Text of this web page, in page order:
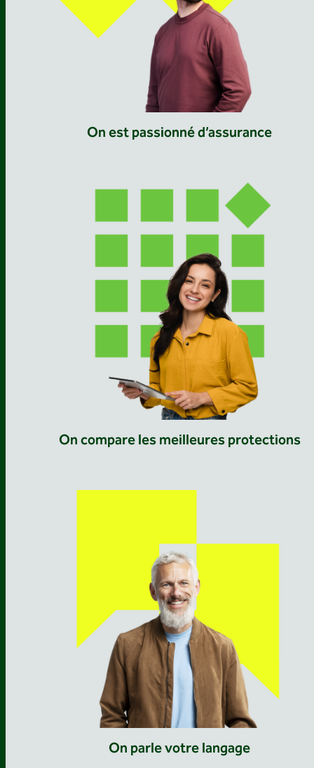
On est passionné d’assurance
On compare les meilleures protections
On parle votre langage